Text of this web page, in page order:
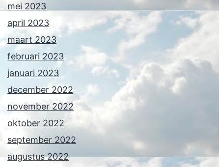
mei 2023
april 2023
maart 2023
februari 2023
januari 2023
december 2022
november 2022
oktober 2022
september 2022
augustus 2022